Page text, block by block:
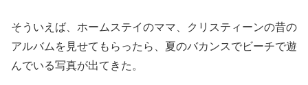
そういえば、ホームステイのママ、クリスティーンの昔の
アルバムを見せてもらったら、夏のバカンスでビーチで遊
んでいる写真が出てきた。